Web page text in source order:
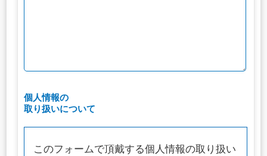
個人情報の
取り扱いについて
このフォームで頂戴する個人情報の取り扱い